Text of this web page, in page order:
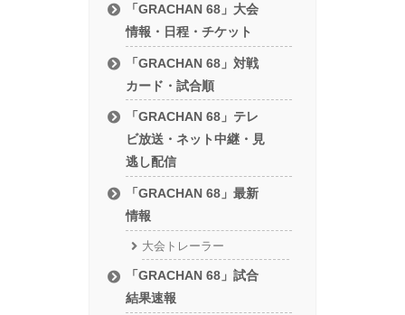
「GRACHAN 68」大会
情報・日程・チケット
「GRACHAN 68」対戦
カード・試合順
「GRACHAN 68」テレ
ビ放送・ネット中継・見
逃し配信
「GRACHAN 68」最新
情報
大会トレーラー
「GRACHAN 68」試合
結果速報